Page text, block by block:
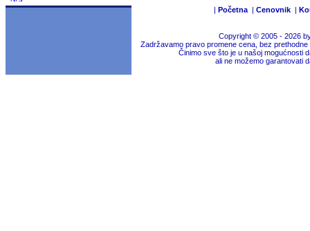
| Početna | Cenovnik |
Copyright © 2005 - 2026
Zadržavamo pravo promene cena, bez
Činimo sve što je u našoj mogućnosti
ali ne možemo garantovati